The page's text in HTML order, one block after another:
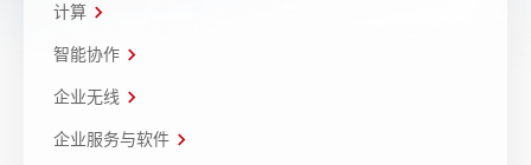
计算
智能协作
企业无线
企业服务与软件